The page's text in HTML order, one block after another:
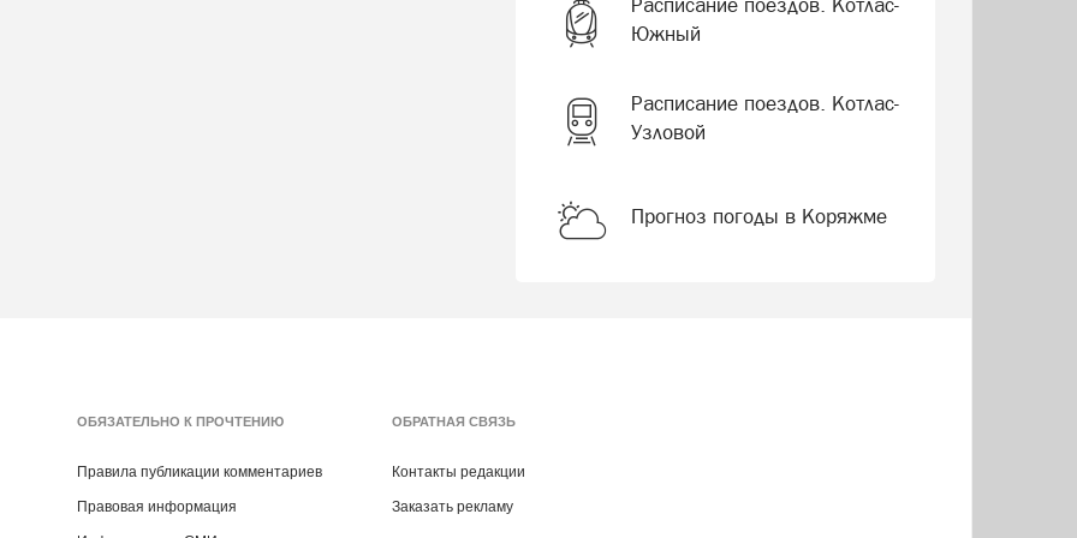
Южный
Расписание поездов. Котлас-
Узловой
Прогноз погоды в Коряжме
ОБЯЗАТЕЛЬНО К ПРОЧТЕНИЮ
Правила публикации комментариев
Правовая информация
ОБРАТНАЯ СВЯЗЬ
Контакты редакции
Заказать рекламу